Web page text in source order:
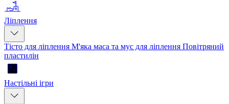
Ліплення
Тісто для ліплення М'яка маса та мус для ліплення Повітряний
пластилін
Настільні ігри